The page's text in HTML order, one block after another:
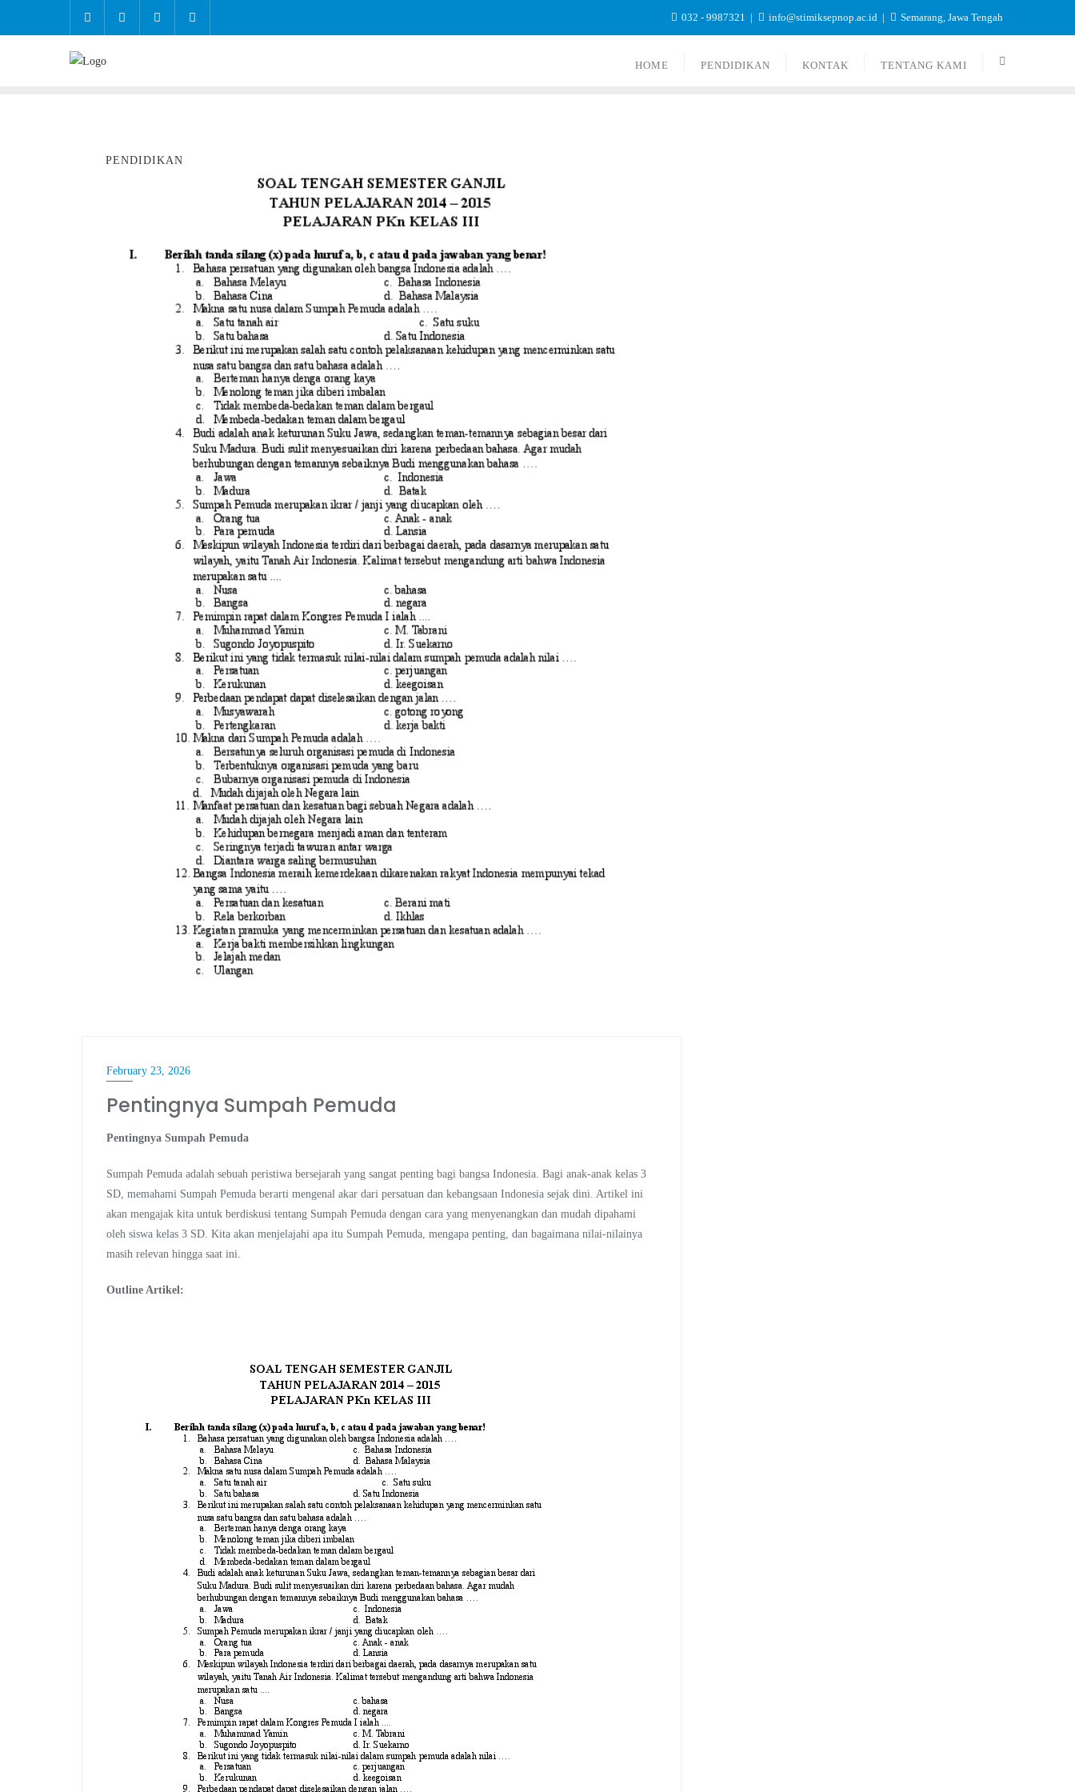
032 - 9987321 info@stimiksepnop.ac.id Semarang, Jawa Tengah
HOME PENDIDIKAN KONTAK TENTANG KAMI
PENDIDIKAN
February 23, 2026
Pentingnya Sumpah Pemuda
Pentingnya Sumpah Pemuda
Sumpah Pemuda adalah sebuah peristiwa bersejarah yang sangat penting bagi bangsa Indonesia. Bagi anak-anak kelas 3
SD, memahami Sumpah Pemuda berarti mengenal akar dari persatuan dan kebangsaan Indonesia sejak dini. Artikel ini
akan mengajak kita untuk berdiskusi tentang Sumpah Pemuda dengan cara yang menyenangkan dan mudah dipahami
oleh siswa kelas 3 SD. Kita akan menjelajahi apa itu Sumpah Pemuda, mengapa penting, dan bagaimana nilai-nilainya
masih relevan hingga saat ini.
Outline Artikel: